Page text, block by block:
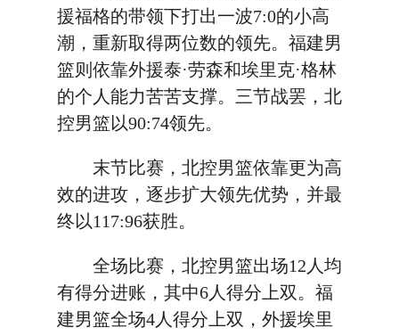
援福格的带领下打出一波7:0的小高
潮，重新取得两位数的领先。福建男
篮则依靠外援泰·劳森和埃里克·格林
的个人能力苦苦支撑。三节战罢，北
控男篮以90:74领先。
末节比赛，北控男篮依靠更为高
效的进攻，逐步扩大领先优势，并最
终以117:96获胜。
全场比赛，北控男篮出场12人均
有得分进账，其中6人得分上双。福
建男篮全场4人得分上双，外援埃里